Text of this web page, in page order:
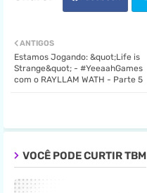
ANTIGOS
Estamos Jogando: &quot;Life is
Strange&quot; - #YeeaahGames
com o RAYLLAM WATH - Parte 5
VOCÊ PODE CURTIR TBM